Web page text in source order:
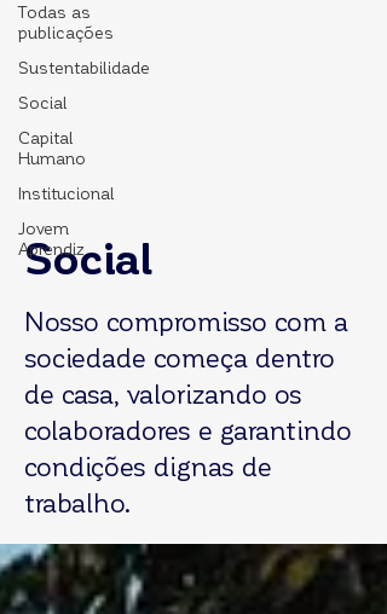
Todas as
publicações
Sustentabilidade
Social
Capital
Humano
Institucional
Jovem
Aprendiz
Social
Nosso compromisso com a
sociedade começa dentro
de casa, valorizando os
colaboradores e garantindo
condições dignas de
trabalho.